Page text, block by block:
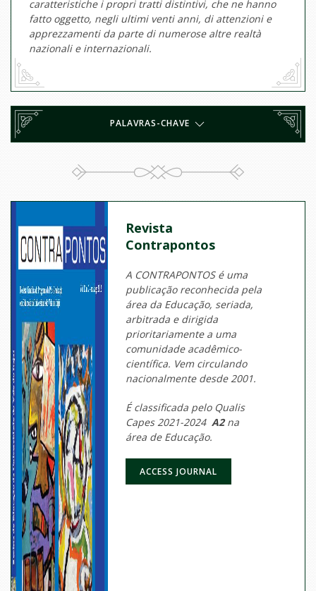
caratteristiche i propri tratti distintivi, che ne hanno
fatto oggetto, negli ultimi venti anni, di attenzioni e
apprezzamenti da parte di numerose altre realtà
nazionali e internazionali.
PALAVRAS-CHAVE
Revista
Contrapontos
A CONTRAPONTOS é uma
publicação reconhecida pela
área da Educação, seriada,
arbitrada e dirigida
prioritariamente a uma
comunidade acadêmico-
científica. Vem circulando
nacionalmente desde 2001.
É classificada pelo Qualis
Capes 2021-2024A2na
área de Educação.
ACCESS JOURNAL